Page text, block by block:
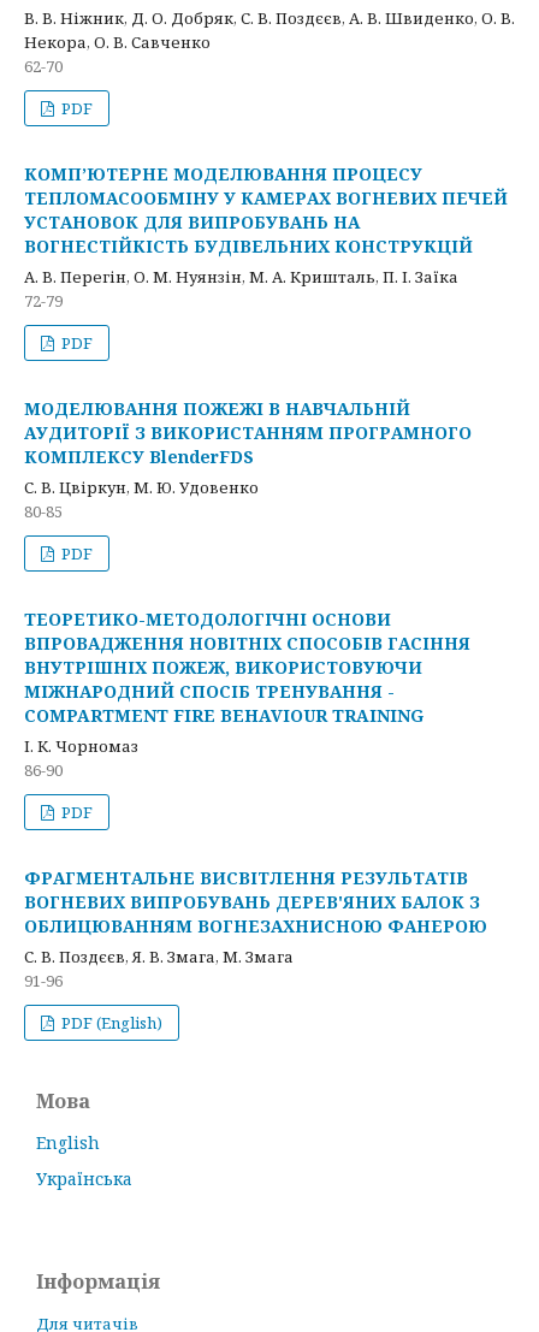
В. В. Ніжник, Д. О. Добряк, С. В. Поздєєв, А. В. Швиденко, О. В.
Некора, О. В. Савченко
62-70
PDF
КОМП’ЮТЕРНЕ МОДЕЛЮВАННЯ ПРОЦЕСУ
ТЕПЛОМАСООБМІНУ У КАМЕРАХ ВОГНЕВИХ ПЕЧЕЙ
УСТАНОВОК ДЛЯ ВИПРОБУВАНЬ НА
ВОГНЕСТІЙКІСТЬ БУДІВЕЛЬНИХ КОНСТРУКЦІЙ
А. В. Перегін, О. М. Нуянзін, М. А. Кришталь, П. І. Заїка
72-79
PDF
МОДЕЛЮВАННЯ ПОЖЕЖІ В НАВЧАЛЬНІЙ
АУДИТОРІЇ З ВИКОРИСТАННЯМ ПРОГРАМНОГО
КОМПЛЕКСУ BlenderFDS
С. В. Цвіркун, М. Ю. Удовенко
80-85
PDF
TЕОРЕТИКО-МЕТОДОЛОГІЧНІ ОСНОВИ
ВПРОВАДЖЕННЯ НОВІТНІХ СПОСОБІВ ГАСІННЯ
ВНУТРІШНІХ ПОЖЕЖ, ВИКОРИСТОВУЮЧИ
МІЖНАРОДНИЙ СПОСІБ ТРЕНУВАННЯ -
COMPARTMENT FIRE BEHAVIOUR TRAINING
І. К. Чорномаз
86-90
PDF
ФРАГМЕНТАЛЬНЕ ВИСВІТЛЕННЯ РЕЗУЛЬТАТІВ
ВОГНЕВИХ ВИПРОБУВАНЬ ДЕРЕВ'ЯНИХ БАЛОК З
ОБЛИЦЮВАННЯМ ВОГНЕЗАХНИСНОЮ ФАНЕРОЮ
С. В. Поздєєв, Я. В. Змага, М. Змага
91-96
PDF (English)
Мова
English
Українська
Інформація
Для читачів